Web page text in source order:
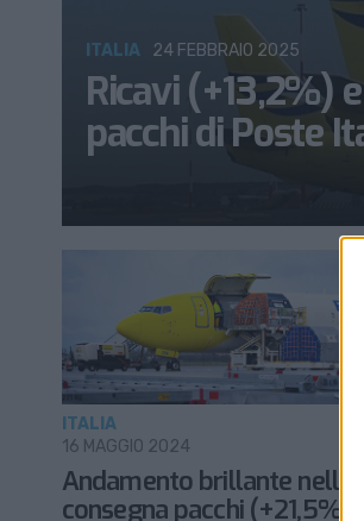
Ricavi (+13,2%)
pacchi di Poste
ITALIA 24 FEBBRAIO 2025
Andamento brillante nella
consegna pacchi (+21,5%)
ITALIA
16 MAGGIO 2024